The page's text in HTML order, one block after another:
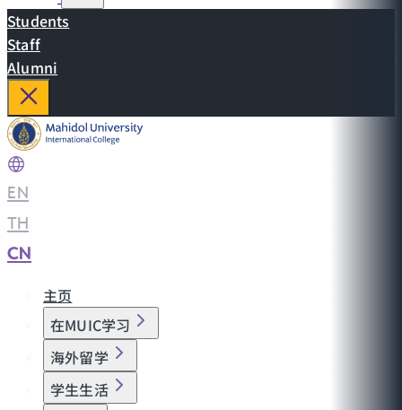
Students
Staff
Alumni
EN
TH
CN
主页
在MUIC学习
海外留学
学生生活